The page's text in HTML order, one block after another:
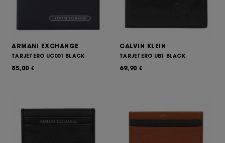
ARMANI EXCHANGE
TARJETERO UC001 BLACK
85,00 €
CALVIN KLEIN
TARJETERO UB1 BLACK
69,90 €